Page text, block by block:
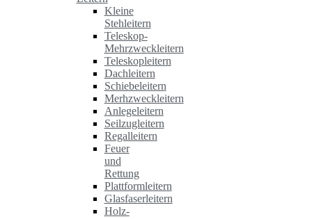
Kleine
Stehleitern
Teleskop-
Mehrzweckleitern
Teleskopleitern
Dachleitern
Schiebeleitern
Merhzweckleitern
Anlegeleitern
Seilzugleitern
Regalleitern
Feuer
und
Rettung
Plattformleitern
Glasfaserleitern
Holz-